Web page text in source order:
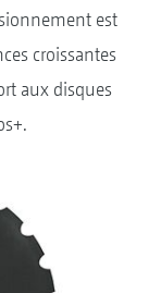
est
croissantes
aux disques